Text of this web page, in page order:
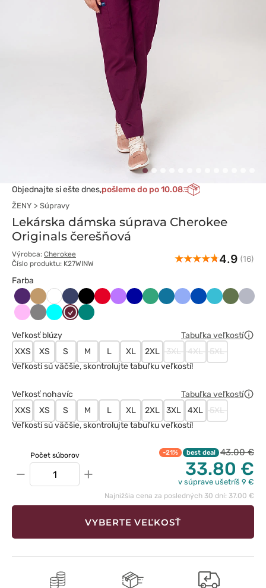
Objednajte si ešte dnes,pošleme do po 10.08
ŽENY Súpravy
Lekárska dámska súprava Cherokee
Originals čerešňová
Výrobca: Cherokee
Číslo produktu: K27WINW
4.9 (16)
Farba
Bakłażanowy
Beżowy
Biały Ciemny
granat
CzarnyCzerwony
FioletowyGranatowy
JasnyKaraibskiKlasyczny
Królewski
MorskiOliwkowy
Różowy
Szary Turkus
Wiśniowy
Zielony
Veľkosť blúzy
Tabuľka veľkostí
XXS
XS S M L XL 2XL 3XL 4XL
5XL
Veľkosti sú väčšie, skontrolujte tabuľku veľkostí!
Veľkosť nohavíc
Tabuľka veľkostí
XXS
XS S M L XL 2XL 3XL 4XL
5XL
Veľkosti sú väčšie, skontrolujte tabuľku veľkostí!
Počet súborov
− +
-21% best deal 43.00 €
33.80 €
v súprave ušetríš 9 €
Najnižšia cena za posledných 30 dní: 37.00 €
VYBERTE VEĽKOSŤ